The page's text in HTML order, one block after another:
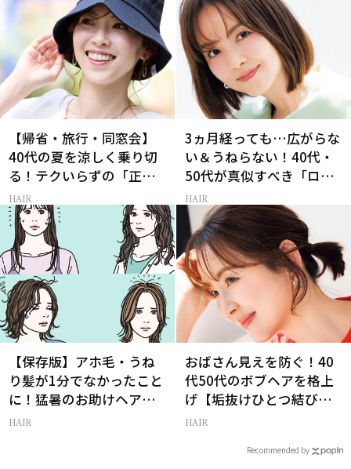
【帰省・旅行・同窓会】
40代の夏を涼しく乗り切
る！テクいらずの「正解
ヘアアレンジ」3選
HAIR
3ヵ月経っても…広がらな
い＆うねらない！40代・
50代が真似すべき「ロー
レイヤーボブ」
HAIR
【保存版】アホ毛・うね
り髪が1分でなかったこと
に！猛暑のお助けヘアア
イテム16選
HAIR
おばさん見えを防ぐ！40
代50代のボブヘアを格上
げ【垢抜けひとつ結び】
のルール
HAIR
Recommended by